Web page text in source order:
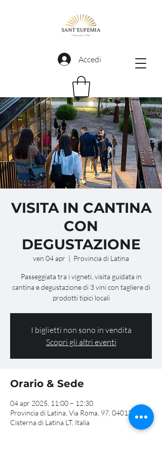
Accedi
VISITA IN CANTINA
CON
DEGUSTAZIONE
ven 04 apr
  |
Provincia di Latina
Passeggiata tra i vigneti, visita guidata in
cantina e degustazione di 3 vini con tagliere di
prodotti tipici locali
I biglietti non sono in vendita
Scopri gli altri eventi
Orario & Sede
04 apr 2025, 11:00 – 12:30
Provincia di Latina, Via Roma, 97, 04012
Cisterna di Latina LT, Italia